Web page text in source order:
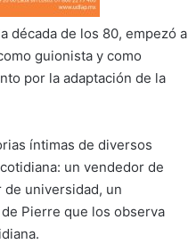
década de los 80, empezó a
guionista y como
por la adaptación de la
íntimas de diversos
un vendedor de
de universidad, un
Pierre que los observa